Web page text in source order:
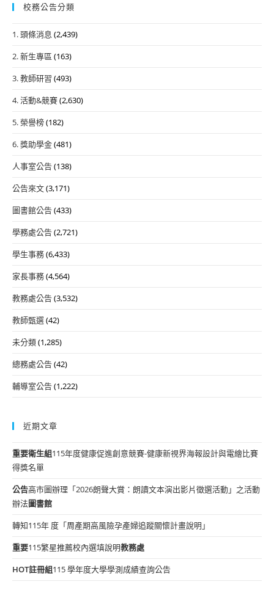
校務公告分類
1. 頭條消息 (2,439)
2. 新生專區 (163)
3. 教師研習 (493)
4. 活動&競賽(2,630)
5. 榮譽榜(182)
6. 獎助學金(481)
人事室公告(138)
公告來文(3,171)
圖書館公告(433)
學務處公告(2,721)
學生事務(6,433)
家長事務(4,564)
教務處公告(3,532)
教師甄選(42)
未分類(1,285)
總務處公告(42)
輔導室公告(1,222)
近期文章
重要衛生組115年度健康促進創意競賽-健康新視界海報設計與電繪比賽
得獎名單
公告高市圖辦理「2026朗聲大賞：朗讀文本演出影片徵選活動」之活動
辦法圖書館
轉知115年 度「周產期高風險孕產婦追蹤關懷計畫說明」
重要115繁星推薦校內選填說明教務處
HOT註冊組115 學年度大學學測成績查詢公告